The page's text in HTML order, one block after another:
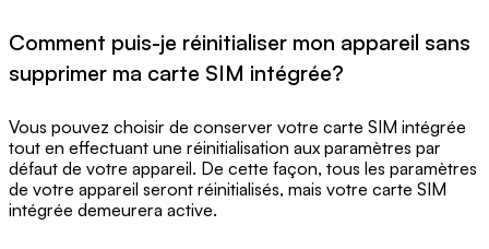
Comment puis-je réinitialiser mon appareil sans
supprimer ma carte SIM intégrée?
Vous pouvez choisir de conserver votre carte SIM intégrée
tout en effectuant une réinitialisation aux paramètres par
défaut de votre appareil. De cette façon, tous les paramètres
de votre appareil seront réinitialisés, mais votre carte SIM
intégrée demeurera active.